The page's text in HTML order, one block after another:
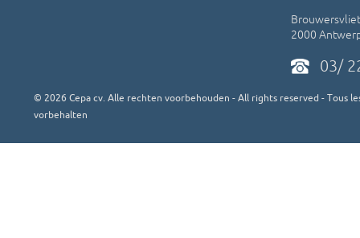
2000
03/
© 2026 Cepa cv. Alle rechten voorbehouden - All rights reserved - Tous
vorbehalten